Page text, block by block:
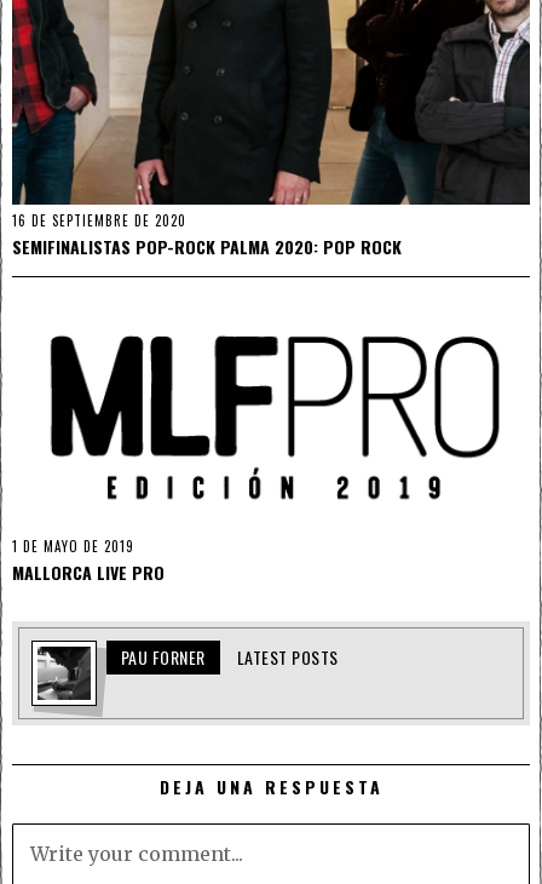
16 DE SEPTIEMBRE DE 2020
SEMIFINALISTAS POP-ROCK PALMA 2020: POP ROCK
1 DE MAYO DE 2019
MALLORCA LIVE PRO
PAU FORNER LATEST POSTS
DEJA UNA RESPUESTA